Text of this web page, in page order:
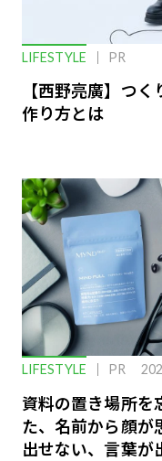
LIFESTYLE PR
【西野亮廣】つ
作り方とは
LIFESTYLE PR
資料の置き場所を
た、名前から顔が
出せない、言葉が